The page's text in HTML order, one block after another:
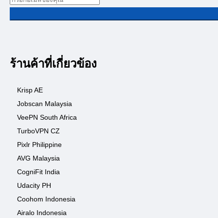
ร้านค้าที่เกี่ยวข้อง
Krisp AE
Jobscan Malaysia
VeePN South Africa
TurboVPN CZ
Pixlr Philippine
AVG Malaysia
CogniFit India
Udacity PH
Coohom Indonesia
Airalo Indonesia